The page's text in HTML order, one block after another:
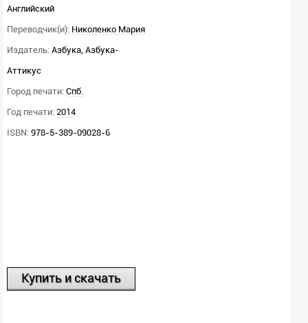
Английский
Переводчик(и): Николенко Мария
Издатель: Азбука, Азбука-
Аттикус
Город печати: Спб.
Год печати: 2014
ISBN: 978-5-389-09028-6
Купить и скачать